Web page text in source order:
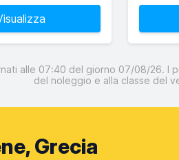
alle 07:40 del giorno 07/08/26. I
del noleggio e alla classe del
Grecia